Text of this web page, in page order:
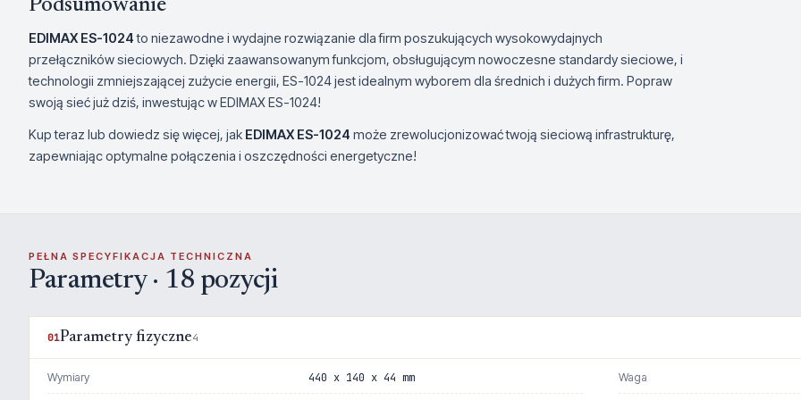
Podsumowanie
EDIMAX ES-1024to niezawodne i wydajne rozwiązanie dla firm poszukujących wysokowydajnych
przełączników sieciowych. Dzięki zaawansowanym funkcjom, obsługującym nowoczesne standardy sieciowe, i
technologii zmniejszającej zużycie energii, ES-1024 jest idealnym wyborem dla średnich i dużych firm. Popraw
swoją sieć już dziś, inwestując w EDIMAX ES-1024!
Kup teraz lub dowiedz się więcej, jak EDIMAX ES-1024 może zrewolucjonizować twoją sieciową infrastrukturę,
zapewniając optymalne połączenia i oszczędności energetyczne!
PEŁNA SPECYFIKACJA TECHNICZNA
Parametry · 18 pozycji
01Parametry fizyczne4
Wymiary 440 x 140 x 44 mm Waga